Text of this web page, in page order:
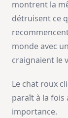
montrent la
détruisent ce
monde avec
craignaient le
Le chat roux
paraît à la fois
importance.